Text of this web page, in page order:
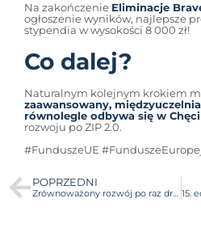
Na zakończenie Eliminacje
ogłoszenie wyników, najlepsze
stypendia w wysokości 8 000 zł!
Co dalej?
Naturalnym kolejnym krokiem
zaawansowany,
równolegle odbywa się w
rozwoju po ZIP 2.0.
#FunduszeUE
POPRZEDNI
Zrównoważony rozwój po raz drugi na BraveCamp – Stanisław Barański i ORLEN wspierają 15. edycję!